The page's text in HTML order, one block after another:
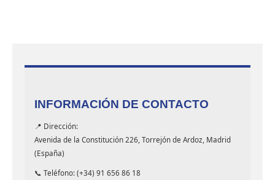
INFORMACIÓN DE CONTACTO
📍 Dirección:
Avenida de la Constitución 226, Torrejón de Ardoz, Madrid
(España)
📞 Teléfono: (+34) 91 656 86 18